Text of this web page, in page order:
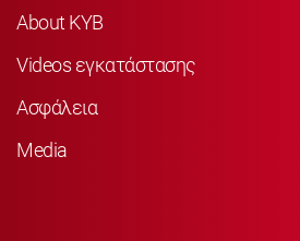
About KYB
Videos εγκατάστασης
Ασφάλεια
Media